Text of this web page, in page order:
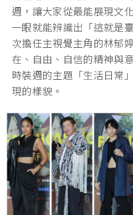
週，讓大家從最能展現文
一眼就能辨識出「這就是
次擔任主視覺主角的林郁
在、自由、自信的精神與
時裝週的主題「生活日常
現的樣貌。